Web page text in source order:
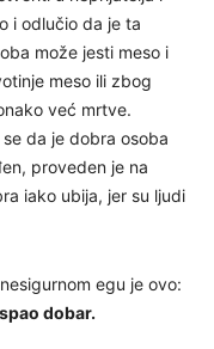
i odlučio da je ta
može jesti meso i
meso ili zbog
već mrtve.
da je dobra osoba
proveden je na
iako ubija, jer su ljudi
egu je ovo:
dobar.